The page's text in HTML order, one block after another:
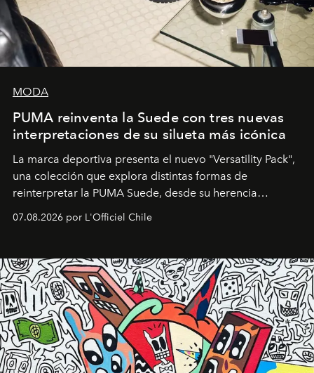
MODA
PUMA reinventa la Suede con tres nuevas
interpretaciones de su silueta más icónica
La marca deportiva presenta el nuevo "Versatility Pack",
una colección que explora distintas formas de
reinterpretar la PUMA Suede, desde su herencia
deportiva hasta una mirada moderna inspirada en el
diseño y el universo outdoor.
07.08.2026 por L'Officiel Chile